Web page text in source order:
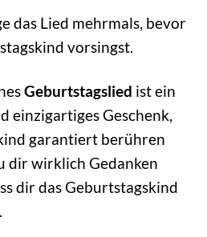
das Lied mehrmals, bevor
vorsingst.
Geburtstagslied ist ein
einzigartiges Geschenk,
garantiert berühren
dir wirklich Gedanken
dir das Geburtstagskind